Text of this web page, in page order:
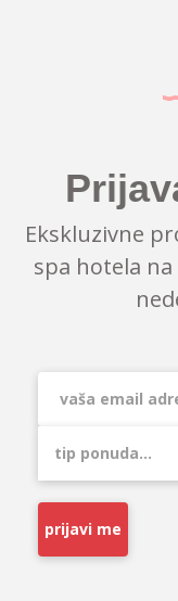
Ekskluzivne
spa hotela
prijavi me